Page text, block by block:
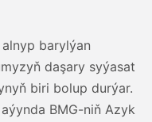
barylýan
daşary syýasat
biri bolup durýar.
BMG-niň Azyk